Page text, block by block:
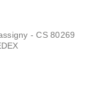
- CS 80269